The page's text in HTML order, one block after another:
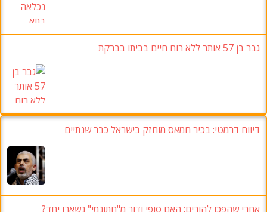
גבר בן 57 אותר ללא רוח חיים בביתו בברקת
דיווח דרמטי: בכיר חמאס מוחזק בישראל כבר שנתיים
אחרי שהפכו להורים: האם סופי ודור מ"חתונמי" נשארו יחד?